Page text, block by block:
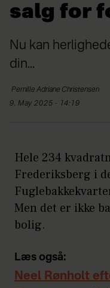
salg for
Nu kan
din...
Pernille Adriane Christensen
9. May 2025 - 14:19
Hele 234
Frederiksberg i
Men det er ikke
bolig.
Læs også:
Neel Rønholt